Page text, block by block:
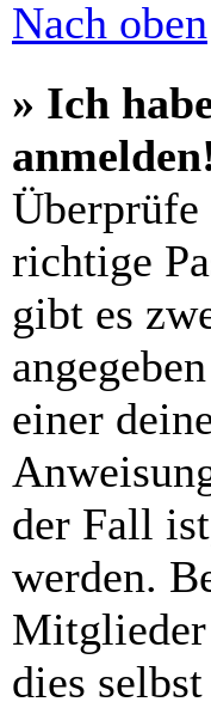
Nach oben
» Ich
Überprüfe
richtige
gibt es
einer
der Fall
werden.
Mitglieder
dies